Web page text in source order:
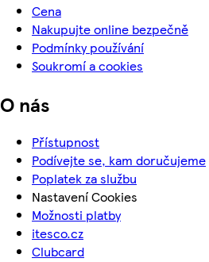
Cena
Nakupujte online bezpečně
Podmínky používání
Soukromí a cookies
O nás
Přístupnost
Podívejte se, kam doručujeme
Poplatek za službu
Nastavení Cookies
Možnosti platby
itesco.cz
Clubcard